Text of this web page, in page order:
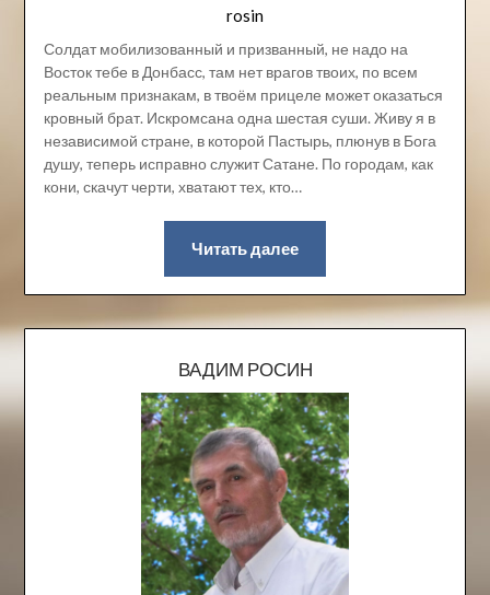
rosin
Солдат мобилизованный и призванный, не надо на
Восток тебе в Донбасс, там нет врагов твоих, по всем
реальным признакам, в твоём прицеле может оказаться
кровный брат. Искромсана одна шестая суши. Живу я в
независимой стране, в которой Пастырь, плюнув в Бога
душу, теперь исправно служит Сатане. По городам, как
кони, скачут черти, хватают тех, кто…
Читать далее
ВАДИМ РОСИН